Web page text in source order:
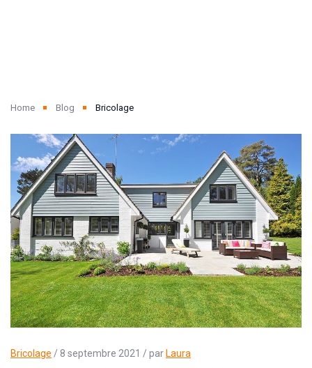
Home Blog Bricolage
Bricolage / 8 septembre 2021 / par Laura